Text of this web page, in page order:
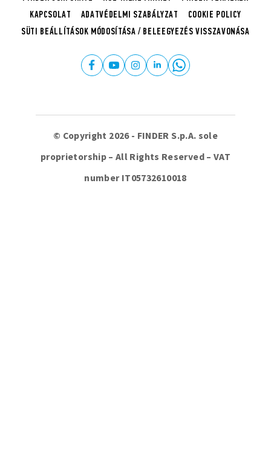
KAPCSOLAT
ADATVÉDELMI SZABÁLYZAT
COOKIE POLICY
SÜTI BEÁLLÍTÁSOK MÓDOSÍTÁSA / BELEEGYEZÉS VISSZAVONÁSA
© Copyright 2026 - FINDER S.p.A. sole
proprietorship – All Rights Reserved – VAT
number IT05732610018